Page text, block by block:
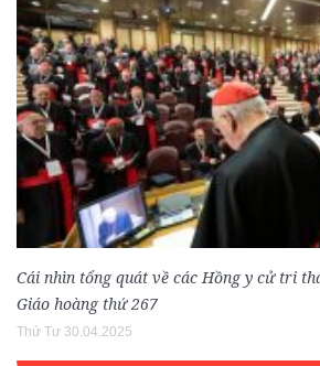
Cái nhìn tổng quát về các Hồng y cử tri
Giáo hoàng thứ 267
Thứ Tư 30.04.2025